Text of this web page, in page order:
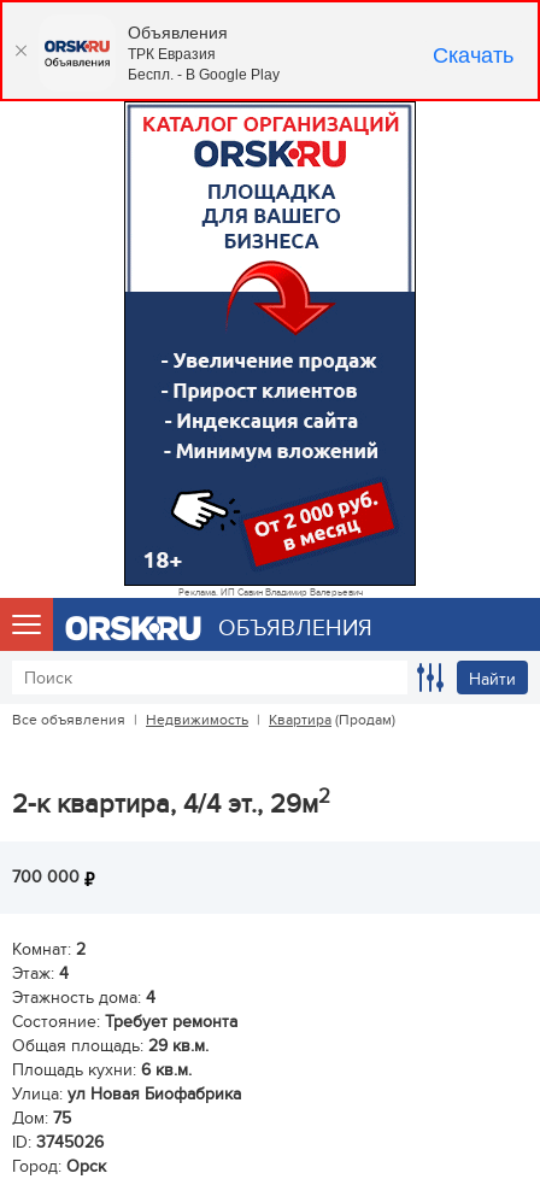
Реклама. ИП Савин Владимир Валерьевич
ОБЪЯВЛЕНИЯ
Найти
Все объявления | Недвижимость | Квартира (Продам)
2-к квартира, 4/4 эт., 29м2
700 000
Комнат: 2
Этаж: 4
Этажность дома: 4
Состояние: Требует ремонта
Общая площадь: 29 кв.м.
Площадь кухни: 6 кв.м.
Улица: ул Новая Биофабрика
Дом: 75
ID: 3745026
Город: Орск
Объявления
ТРК Евразия
Беспл. - В Google Play
Скачать